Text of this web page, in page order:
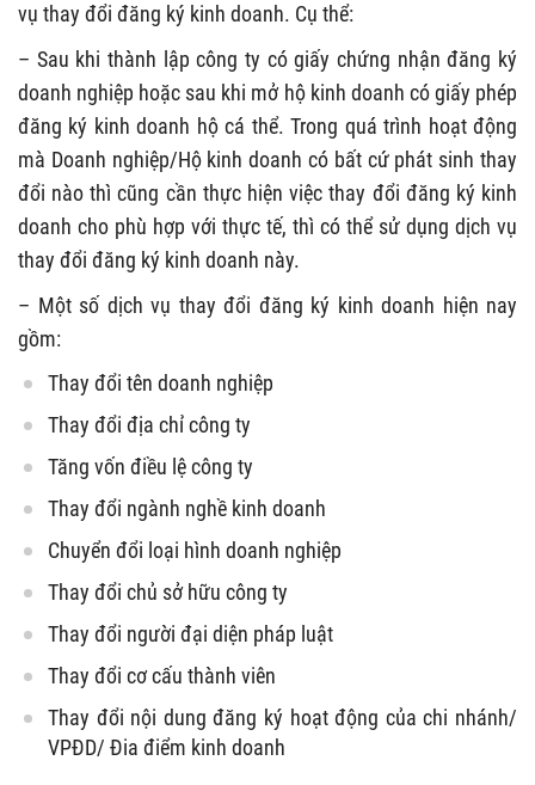
vụ thay đổi đăng ký kinh doanh. Cụ thể:
– Sau khi thành lập công ty có giấy chứng nhận đăng ký
doanh nghiệp hoặc sau khi mở hộ kinh doanh có giấy phép
đăng ký kinh doanh hộ cá thể. Trong quá trình hoạt động
mà Doanh nghiệp/Hộ kinh doanh có bất cứ phát sinh thay
đổi nào thì cũng cần thực hiện việc thay đổi đăng ký kinh
doanh cho phù hợp với thực tế, thì có thể sử dụng dịch vụ
thay đổi đăng ký kinh doanh này.
– Một số dịch vụ thay đổi đăng ký kinh doanh hiện nay
gồm:
Thay đổi tên doanh nghiệp
Thay đổi địa chỉ công ty
Tăng vốn điều lệ công ty
Thay đổi ngành nghề kinh doanh
Chuyển đổi loại hình doanh nghiệp
Thay đổi chủ sở hữu công ty
Thay đổi người đại diện pháp luật
Thay đổi cơ cấu thành viên
Thay đổi nội dung đăng ký hoạt động của chi nhánh/
VPĐD/ Đia điểm kinh doanh